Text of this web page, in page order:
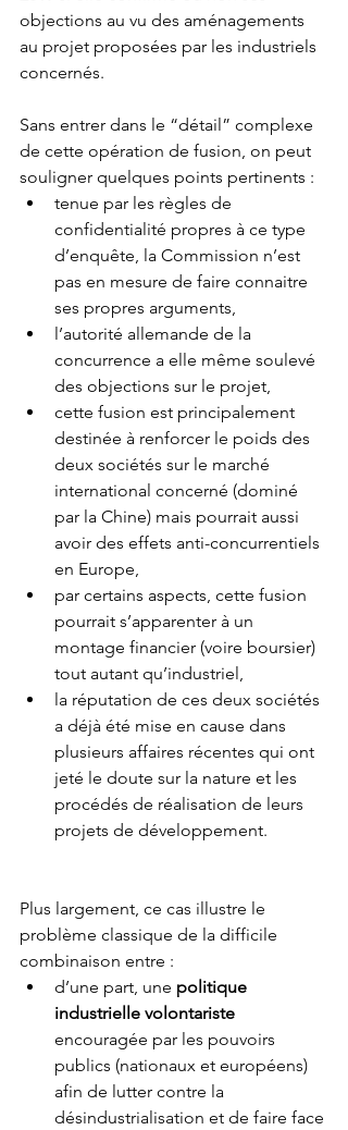
objections au vu des aménagements
au projet proposées par les industriels
concernés.
Sans entrer dans le “détail” complexe
de cette opération de fusion, on peut
souligner quelques points pertinents :
tenue par les règles de
confidentialité propres à ce type
d’enquête, la Commission n’est
pas en mesure de faire connaitre
ses propres arguments,
l’autorité allemande de la
concurrence a elle même soulevé
des objections sur le projet,
cette fusion est principalement
destinée à renforcer le poids des
deux sociétés sur le marché
international concerné (dominé
par la Chine) mais pourrait aussi
avoir des effets anti-concurrentiels
en Europe,
par certains aspects, cette fusion
pourrait s’apparenter à un
montage financier (voire boursier)
tout autant qu’industriel,
la réputation de ces deux sociétés
a déjà été mise en cause dans
plusieurs affaires récentes qui ont
jeté le doute sur la nature et les
procédés de réalisation de leurs
projets de développement.
Plus largement, ce cas illustre le
problème classique de la difficile
combinaison entre :
d’une part, une politique
industrielle volontariste
encouragée par les pouvoirs
publics (nationaux et européens)
afin de lutter contre la
désindustrialisation et de faire face